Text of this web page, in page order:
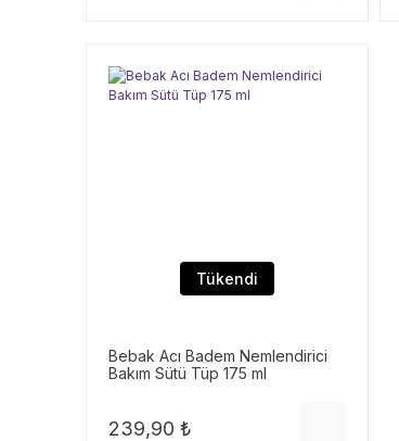
Tükendi
Bebak Acı Badem Nemlendirici
Bakım Sütü Tüp 175 ml
239,90 ₺